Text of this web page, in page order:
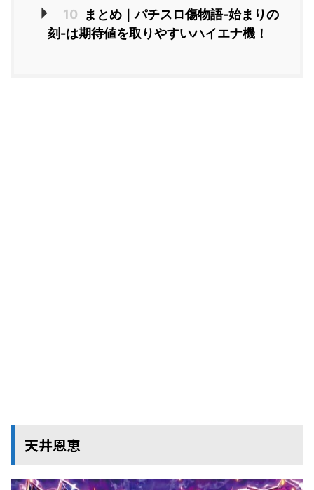
10
まとめ｜パチスロ傷物語-始まりの
刻-は期待値を取りやすいハイエナ機！
天井恩恵